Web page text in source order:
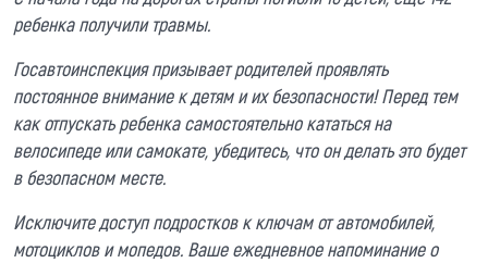
ребенка получили травмы.
Госавтоинспекция призывает родителей проявлять
постоянное внимание к детям и их безопасности! Перед тем
как отпускать ребенка самостоятельно кататься на
велосипеде или самокате, убедитесь, что он делать это будет
в безопасном месте.
Исключите доступ подростков к ключам от автомобилей,
мотоциклов и мопедов. Ваше ежедневное напоминание о